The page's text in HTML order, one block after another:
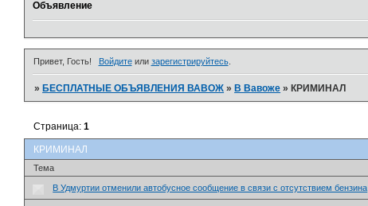
Объявление
Привет, Гость! Войдитеили зарегистрируйтесь.
»БЕСПЛАТНЫЕ ОБЪЯВЛЕНИЯ ВАВОЖ »В Вавоже »КРИМИНАЛ
КРИМИНАЛ
Страница:1
Тема
В Удмуртии отменили автобусное сообщение в связи с отсутствием бензина